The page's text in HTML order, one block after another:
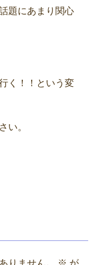
題にあまり関心
く！！という変
い。